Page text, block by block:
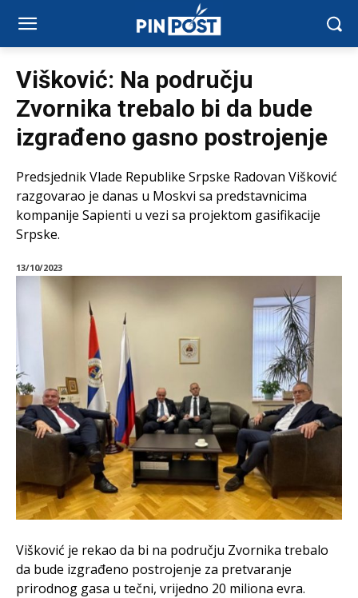
Višković: Na području
Zvornika trebalo bi da bude
izgrađeno gasno postrojenje
Predsjednik Vlade Republike Srpske Radovan Višković
razgovarao je danas u Moskvi sa predstavnicima
kompanije Sapienti u vezi sa projektom gasifikacije
Srpske.
13/10/2023
Višković je rekao da bi na području Zvornika trebalo
da bude izgrađeno postrojenje za pretvaranje
prirodnog gasa u tečni, vrijedno 20 miliona evra.